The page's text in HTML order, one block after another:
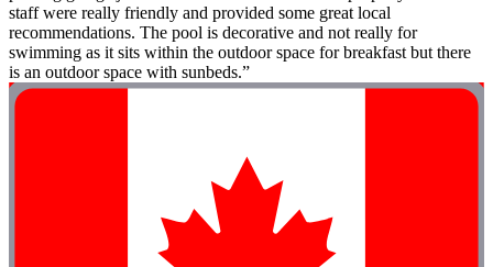
staff were really friendly and provided some great local
recommendations. The pool is decorative and not really for
swimming as it sits within the outdoor space for breakfast but there
is an outdoor space with sunbeds.”